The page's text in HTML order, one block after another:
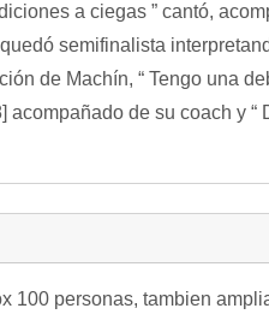
a ciegas ” cantó,
semifinalista
de Machín, “ Tengo una
de su coach y “
100 personas, tambien